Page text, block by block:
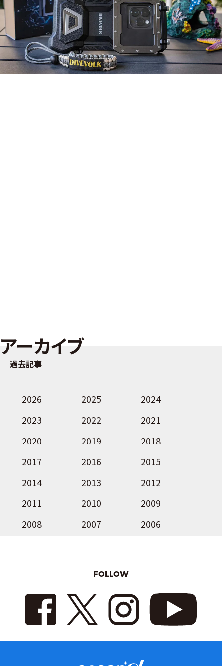
アーカイブ
過去記事
2026 2025
2024
2023
2022
2021
2020
2019
2018
2017
2016
2015
2014
2013
2012
2011
2010
2009
2008
2007 2006
FOLLOW